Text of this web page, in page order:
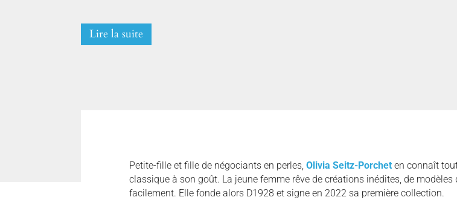
Lire la suite
Petite-fille et fille de négociants en perles,Olivia Seitz-Porchet en connaît
classique à son goût. La jeune femme rêve de créations inédites, de
facilement. Elle fonde alors D1928 et signe en 2022 sa première collection.